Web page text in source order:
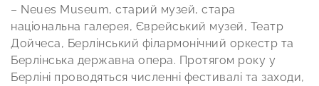
– Neues Museum, старий музей, стара
національна галерея, Єврейський музей, Театр
Дойчеса, Берлінський філармонічний оркестр та
Берлінська державна опера. Протягом року у
Берліні проводяться численні фестивалі та заходи,